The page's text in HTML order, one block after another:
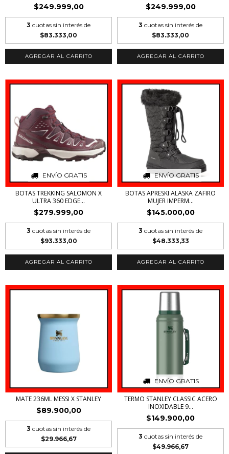
$249.999,00
3 cuotas sin interés de
$83.333,00
AGREGAR AL CARRITO
$249.999,00
3 cuotas sin interés de
$83.333,00
AGREGAR AL CARRITO
ENVÍO GRATIS
BOTAS TREKKING SALOMON X
ULTRA 360 EDGE...
$279.999,00
3 cuotas sin interés de
$93.333,00
AGREGAR AL CARRITO
ENVÍO GRATIS
BOTAS APRESKI ALASKA ZAFIRO
MUJER IMPERM...
$145.000,00
3 cuotas sin interés de
$48.333,33
AGREGAR AL CARRITO
MATE 236ML MESSI X STANLEY
$89.900,00
3 cuotas sin interés de
$29.966,67
ENVÍO GRATIS
TERMO STANLEY CLASSIC ACERO
INOXIDABLE 9...
$149.900,00
3 cuotas sin interés de
$49.966,67